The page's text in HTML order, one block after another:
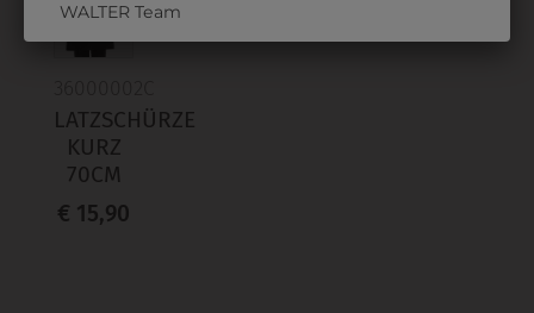
LATZSCHÜRZE
KURZ
70CM
€ 15,90
WALTER Team